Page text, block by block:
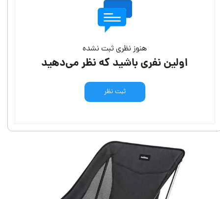
هنوز نظری ثبت نشده
اولین نفری باشید که نظر می‌دهید
ثبت نظر